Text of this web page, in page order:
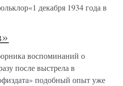
декабря 1934 года в
воспоминаний о
после выстрела в
подобный опыт уже